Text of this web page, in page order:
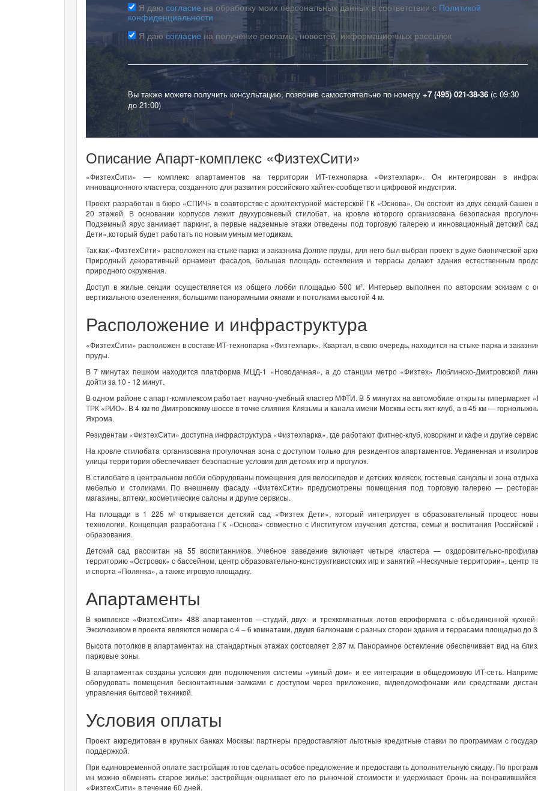
Я даю согласие на обработку моих персональных данных в соответствии с Политикой
конфиденциальности
Я даю согласие на получение рекламы, новостей, информационных рассылок
Вы также можете получить консультацию, позвонив самостоятельно по номеру +7 (495) 021-38-36 (с 09:30
до 21:00)
Описание Апарт-комплекс «ФизтехСити»
«ФизтехСити» — комплекс апартаментов на территории ИТ-технопарка «Физтехпарк». Он интегрирован в
инновационного кластера, созданного для развития российского хайтек-сообщетво и цифровой индустрии.
Проект разработан в бюро «СПИЧ» в соавторстве с архитектурной мастерской ГК «Основа». Он состоит из двух секций-башен
20 этажей. В основании корпусов лежит двухуровневый стилобат, на кровле которого организована безопасная
Подземный ярус занимает паркинг, а первые надземные этажи отведены под торговую галерею и инновационный детский
Дети»,который будет работать по новым умным методикам.
Так как «ФизтехСити» расположен на стыке парка и заказника Долгие пруды, для него был выбран проект в духе бионической
Природный декоративный орнамент фасадов, большая площадь остекления и террасы делают здания естественным
природного окружения.
Доступ в жилые секции осуществляется из общего лобби площадью 500 м². Интерьер выполнен по авторским эскизам с
вертикального озеленения, большими панорамными окнами и потолками высотой 4 м.
Расположение и инфраструктура
«ФизтехСити» расположен в составе ИТ-технопарка «Физтехпарк». Квартал, в свою очередь, находится на стыке парка и
пруды.
В 7 минутах пешком находится платформа МЦД-1 «Новодачная», а до станции метро «Физтех» Люблинско-Дмитровской
дойти за 10 - 12 минут.
В одном районе с апарт-комплексом работает научно-учебный кластер МФТИ. В 5 минутах на автомобиле открыты гипермаркет
ТРК «РИО». В 4 км по Дмитровскому шоссе в точке слияния Клязьмы и канала имени Москвы есть яхт-клуб, а в 45 км —
Яхрома.
Резидентам «ФизтехСити» доступна инфраструктура «Физтехпарка», где работают фитнес-клуб, коворкинг и кафе и другие
На кровле стилобата организована прогулочная зона с доступом только для резидентов апартаментов. Уединенная и
улицы территория обеспечивает безопасные условия для детских игр и прогулок.
В стилобате в центральном лобби оборудованы помещения для велосипедов и детских колясок, гостевые санузлы и зона
мебелью и столиками. По внешнему фасаду «ФизтехСити» предусмотрены помещения под торговую галерею —
магазины, аптеки, косметические салоны и другие сервисы.
На площади в 1 225 м² открывается детский сад «Физтех Дети», который интегрирует в образовательный процесс
технологии. Концепция разработана ГК «Основа» совместно с Институтом изучения детства, семьи и воспитания Российской
образования.
Детский сад рассчитан на 55 воспитанников. Учебное заведение включает четыре кластера — оздоровительно-
территорию «Островок» с бассейном, центр образовательно-конструктивистских игр и занятий «Нескучные территории», центр
и спорта «Полянка», а также игровую площадку.
Апартаменты
В комплексе «ФизтехСити» 488 апартаментов —студий, двух- и трехкомнатных лотов евроформата с объединенной кухней-
Эксклюзивом в проекта являются номера с 4 – 6 комнатами, двумя балконами с разных сторон здания и террасами площадью до
Высота потолков в апартаментах на стандартных этажах состовляет 2,87 м. Панорамное остекление обеспечивает вид на
парковые зоны.
В апартаментах созданы условия для подключения системы «умный дом» и ее интеграции в общедомовую ИТ-сеть.
оборудовать помещения бесконтактными замками с доступом через приложение, видеодомофонами или средствами
управления бытовой техникой.
Условия оплаты
Проект аккредитован в крупных банках Москвы: партнеры предоставляют льготные кредитные ставки по программам с
поддержкой.
При единовременной оплате застройщик готов сделать особое предложение и предоставить дополнительную скидку. По
ин можно обменять старое жилье: застройщик оценивает его по рыночной стоимости и удерживает бронь на
«ФизтехСити» в течение 60 дней.